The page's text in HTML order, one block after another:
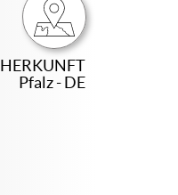
HERKUNFT
Pfalz - DE